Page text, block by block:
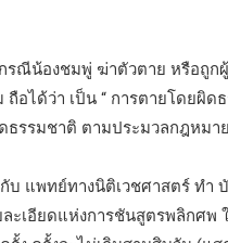
รณีน้องชมพู่ ฆ่าตัวตาย หรือถู
อได้ว่า เป็น “ การตายโดยผิด
รรมชาติ ตามประมวลกฎหม
แพทย์ทางนิติเวชศาสตร์ ทำ
เอียดแห่งการชันสูตรพลิกศพ